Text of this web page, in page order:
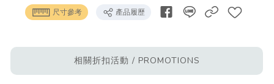
尺寸參考 產品履歷
相關折扣活動 / PROMOTIONS